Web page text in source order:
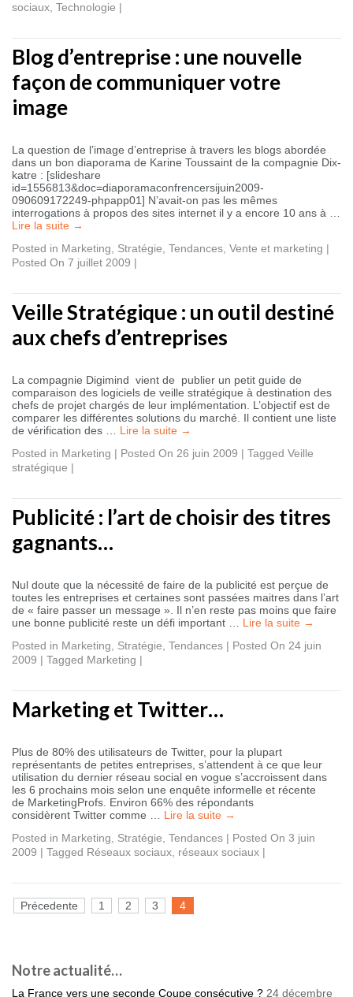
sociaux Technologie |
Blog d’entreprise : une nouvelle
façon de communiquer votre
image
La question de l’image d’entreprise à travers les blogs abordée
dans un bon diaporama de Karine Toussaint de la compagnie Dix-
katre : [slideshare
id=1556813&doc=diaporamaconfrencersijuin2009-
090609172249-phpapp01] N’avait-on pas les mêmes
interrogations à propos des sites internet il y a encore 10 ans à …
Lire la suite →
Posted in Marketing Stratégie Tendances Vente et marketing |
Posted On 7 juillet 2009 |
Veille Stratégique : un outil destiné
aux chefs d’entreprises
La compagnie Digimind vient de publier un petit guide de
comparaison des logiciels de veille stratégique à destination des
chefs de projet chargés de leur implémentation. L’objectif est de
comparer les différentes solutions du marché. Il contient une liste
de vérification des … Lire la suite →
Posted in Marketing | Posted On 26 juin 2009 | Tagged Veille
stratégique |
Publicité : l’art de choisir des titres
gagnants…
Nul doute que la nécessité de faire de la publicité est perçue de
toutes les entreprises et certaines sont passées maitres dans l’art
de « faire passer un message ». Il n’en reste pas moins que faire
une bonne publicité reste un défi important … Lire la suite →
Posted in Marketing Stratégie Tendances | Posted On 24 juin
2009 | Tagged Marketing |
Marketing et Twitter…
Plus de 80% des utilisateurs de Twitter, pour la plupart
représentants de petites entreprises, s’attendent à ce que leur
utilisation du dernier réseau social en vogue s’accroissent dans
les 6 prochains mois selon une enquête informelle et récente
de MarketingProfs. Environ 66% des répondants
considèrent Twitter comme … Lire la suite →
Posted in Marketing Stratégie Tendances | Posted On 3 juin
2009 | Tagged Réseaux sociaux réseaux sociaux |
Précedente 1 2 3 4
Notre actualité…
La France vers une seconde Coupe consécutive ? 24 décembre